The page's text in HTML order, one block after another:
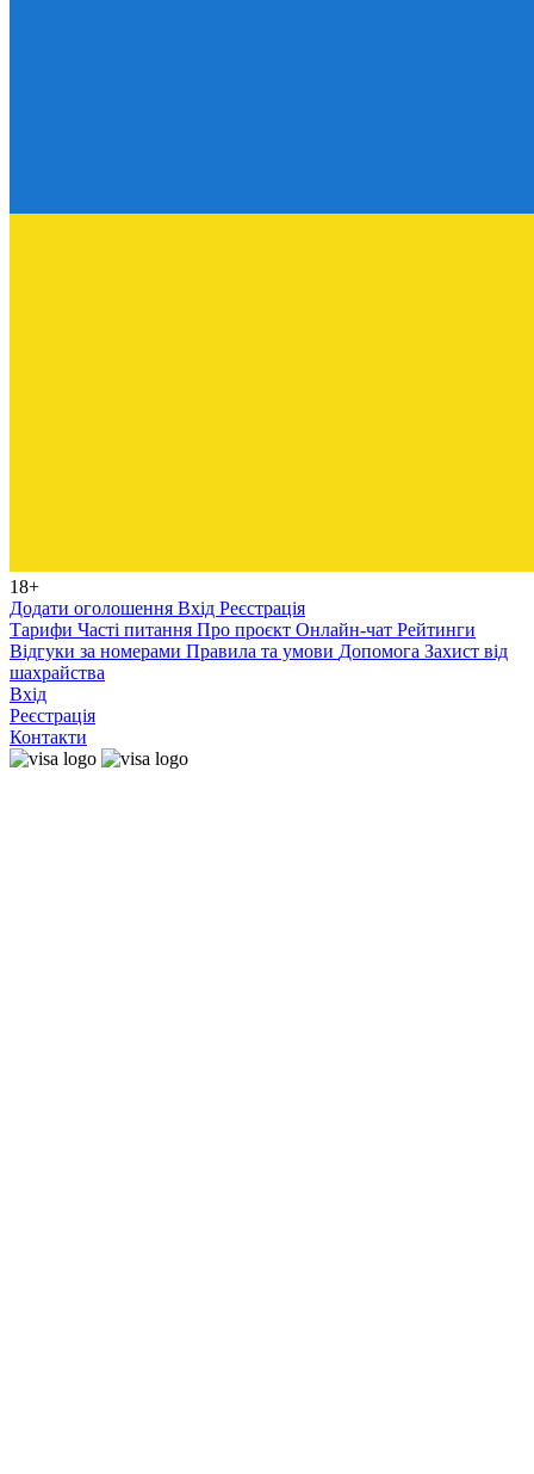
18+
Додати оголошення Вхід Реєстрація
Тарифи Часті питання Про проєкт Онлайн-чат Рейтинги
Відгуки за номерами Правила та умови Допомога Захист від
шахрайства
Вхід
Реєстрація
Контакти